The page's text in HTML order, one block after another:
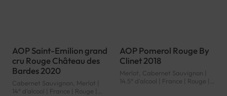
AOP Saint-Emilion grand
cru Rouge Château des
Bardes 2020
Cabernet Sauvignon, Merlot |
14° d'alcool | France | Rouge |
AOP Pomerol Rouge By
Clinet 2018
Merlot, Cabernet Sauvignon |
14.5° d'alcool | France | Rouge |